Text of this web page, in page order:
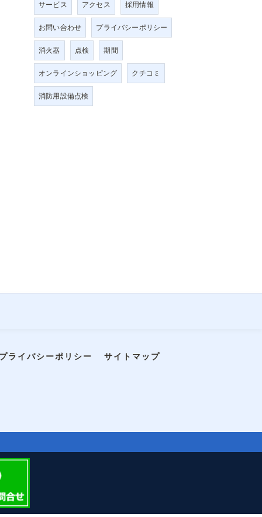
サービス アクセス 採用情報
お問い合わせ プライバシーポリシー
消火器 点検 期間
オンラインショッピング クチコミ
消防用設備点検
プライバシーポリシー サイトマップ